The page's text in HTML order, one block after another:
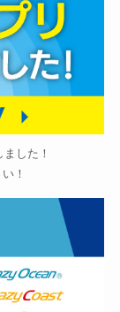
した！
！